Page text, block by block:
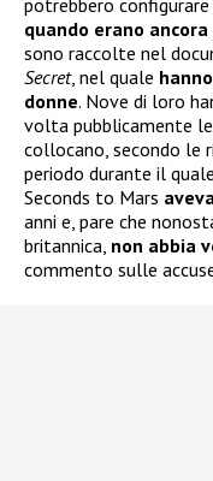
potrebbero
quando erano
sono raccolte nel
Secret, nel quale
donne. Nove di loro
volta pubblicamente
collocano, secondo le
periodo durante il
Seconds to Mars
anni e, pare che
britannica, non abbia
commento sulle